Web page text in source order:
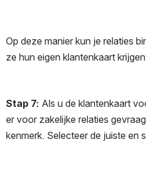
Op deze manier kun je relaties
ze hun eigen klantenkaart
Stap 7: Als u de klantenkaart
er voor zakelijke relaties
kenmerk. Selecteer de juiste en